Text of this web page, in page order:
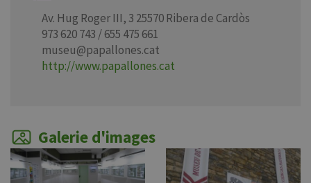
Av. Hug Roger III, 3 25570 Ribera de Cardòs
973 620 743 / 655 475 661
museu@papallones.cat
http://www.papallones.cat
Galerie d'images